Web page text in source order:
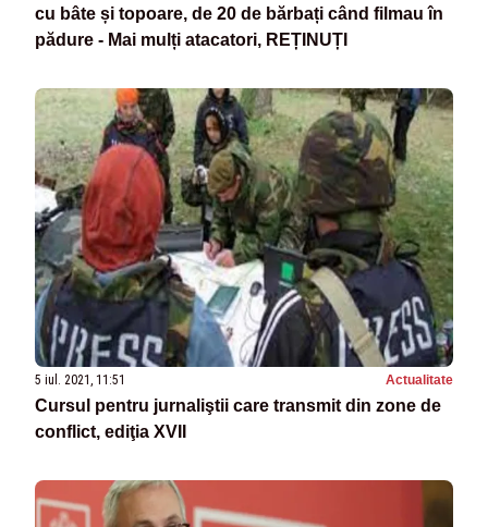
cu bâte și topoare, de 20 de bărbați când filmau în
pădure - Mai mulți atacatori, REȚINUȚI
5 iul. 2021, 11:51 Actualitate
Cursul pentru jurnaliştii care transmit din zone de
conflict, ediţia XVII